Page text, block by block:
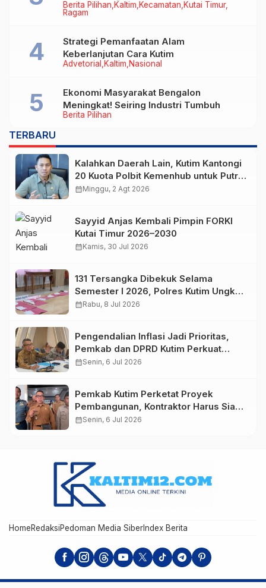
Berita Pilihan Kaltim Kecamatan Kutai Timur
Ragam
Warga
Advetorial Kaltim Nasional
Strategi Pemanfaatan Alam
Keberlanjutan Cara Kutim
Berita Pilihan
Ekonomi Masyarakat Bengalon
Meningkat! Seiring Industri Tumbuh
TERBARU
Kalahkan Daerah Lain, Kutim Kantongi
20 Kuota Polbit Kemenhub untuk Putra
Daerah
calendar_monthMinggu, 2 Agt 2026
Sayyid Anjas Kembali Pimpin FORKI
Kutai Timur 2026–2030
calendar_monthKamis, 30 Jul 2026
131 Tersangka Dibekuk Selama
Semester I 2026, Polres Kutim Ungkap
112 Kasus Narkoba
calendar_monthRabu, 8 Jul 2026
Pengendalian Inflasi Jadi Prioritas,
Pemkab dan DPRD Kutim Perkuat
Sinergi Jaga Stabilitas Harga
calendar_monthSenin, 6 Jul 2026
Pemkab Kutim Perketat Proyek
Pembangunan, Kontraktor Harus Siap
Modal dan Tanggung Jawab
calendar_monthSenin, 6 Jul 2026
HomeRedaksiPedoman Media SiberIndex Berita